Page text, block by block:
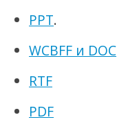
PPT.
WCBFF и DOC
RTF
PDF